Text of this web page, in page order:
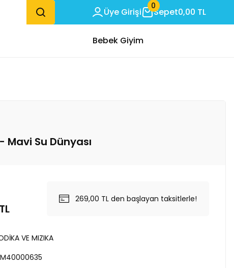
Üye Girişi Sepet0,00 TL
0
Bebek Giyim
Mavi Su Dünyası
269,00 TL den başlayan taksitlerle!
VE MIZIKA